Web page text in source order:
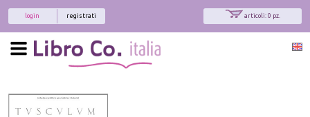
articoli: 0 pz.
registrati
login